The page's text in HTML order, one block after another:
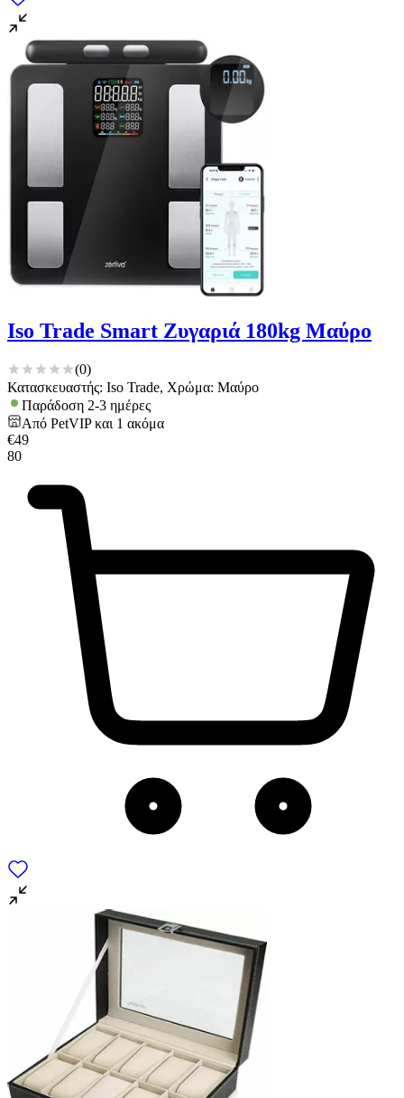
Iso Trade Smart Ζυγαριά 180kg Μαύρο
(0)
Κατασκευαστής: Iso Trade, Χρώμα: Μαύρο
Παράδοση 2-3 ημέρες
Από PetVIP και 1 ακόμα
€49
80